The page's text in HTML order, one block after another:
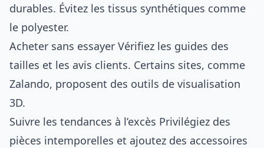
durables. Évitez les tissus synthétiques comme
le polyester.
Acheter sans essayer Vérifiez les guides des
tailles et les avis clients. Certains sites, comme
Zalando, proposent des outils de visualisation
3D.
Suivre les tendances à l’excès Privilégiez des
pièces intemporelles et ajoutez des accessoires